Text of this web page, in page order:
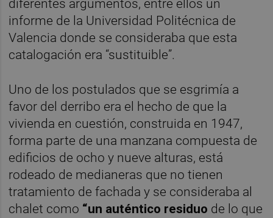
diferentes argumentos, entre ellos un
informe de la Universidad Politécnica de
Valencia donde se consideraba que esta
catalogación era “sustituible”.
Uno de los postulados que se esgrimía a
favor del derribo era el hecho de que la
vivienda en cuestión, construida en 1947,
forma parte de una manzana compuesta de
edificios de ocho y nueve alturas, está
rodeado de medianeras que no tienen
tratamiento de fachada y se consideraba al
chalet como “un auténtico residuo de lo que